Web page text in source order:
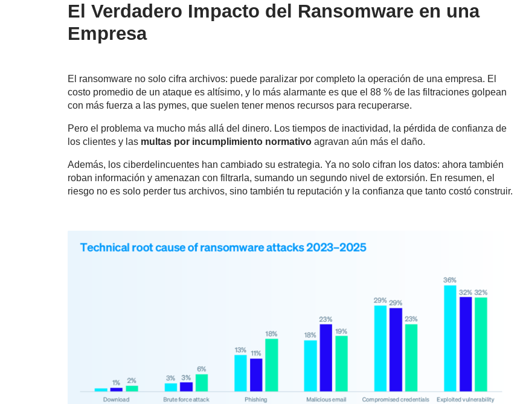
El Verdadero Impacto del Ransomware en una
Empresa
El ransomware no solo cifra archivos: puede paralizar por completo la operación de una empresa. El
costo promedio de un ataque es altísimo, y lo más alarmante es que el 88 % de las filtraciones golpean
con más fuerza a las pymes, que suelen tener menos recursos para recuperarse.
Pero el problema va mucho más allá del dinero. Los tiempos de inactividad, la pérdida de confianza de
los clientes y las multas por incumplimiento normativo agravan aún más el daño.
Además, los ciberdelincuentes han cambiado su estrategia. Ya no solo cifran los datos: ahora también
roban información y amenazan con filtrarla, sumando un segundo nivel de extorsión. En resumen, el
riesgo no es solo perder tus archivos, sino también tu reputación y la confianza que tanto costó construir.